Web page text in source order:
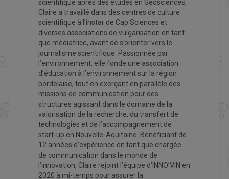
scientifique après des études en Géosciences,
Claire a travaillé dans des centres de culture
scientifique à l’instar de Cap Sciences et
diverses associations de vulgarisation en tant
que médiatrice, avant de s’orienter vers le
journalisme scientifique. Passionnée par
l’environnement, elle fonde une association
d’éducation à l’environnement sur la région
bordelaise, tout en exerçant en parallèle des
missions de communication pour des
structures agissant dans le domaine de la
valorisation de la recherche, du transfert de
technologies et de l’accompagnement de
start-up en Nouvelle-Aquitaine. Bénéficiant de
12 années d’expérience en tant que chargée
de communication dans le monde de
l’innovation, Claire rejoint l’équipe d’INNO’VIN en
2020 à mi-temps pour assurer la